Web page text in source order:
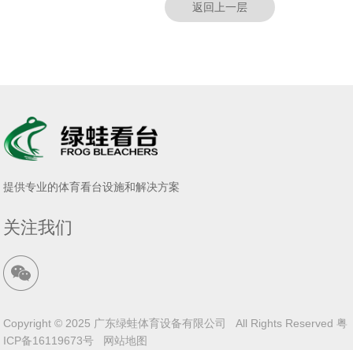
返回上一层
提供专业的体育看台设施和解决方案
关注我们
Copyright © 2025 广东绿蛙体育设备有限公司 All Rights Reserved 粤
ICP备16119673号
网站地图